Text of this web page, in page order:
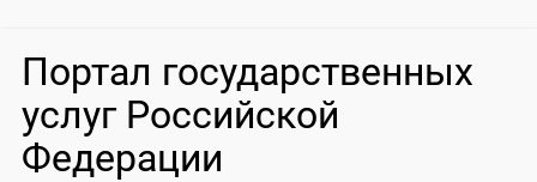
Портал государственных
услуг Российской
Федерации